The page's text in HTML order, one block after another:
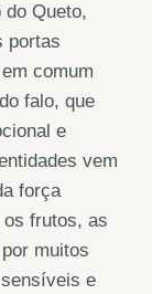
do Queto,
portas
comum
falo, que
e
vem
força
frutos, as
muitos
e